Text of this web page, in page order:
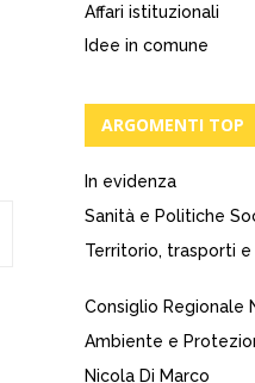
Affari istituzionali
Idee in comune
ARGOMENTI TOP
In evidenza
Sanità e Politiche
Territorio, trasporti
Consiglio Regionale
Ambiente e
Nicola Di Marco